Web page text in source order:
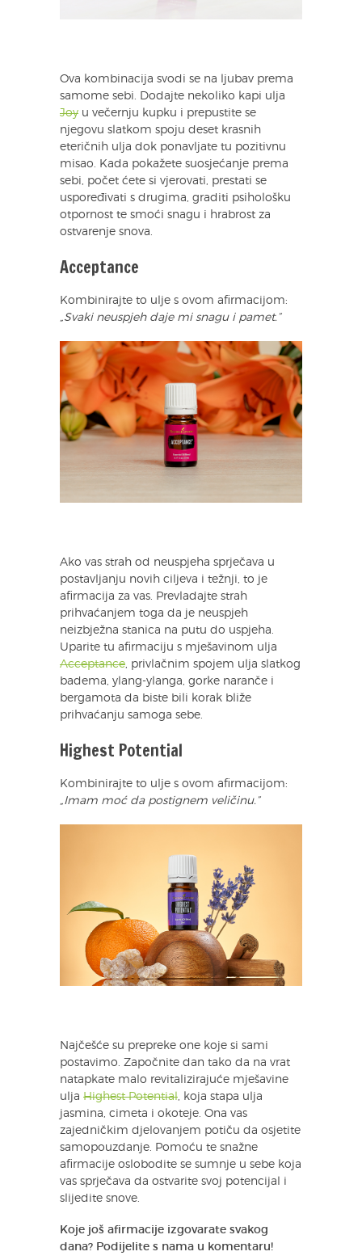
Ova kombinacija svodi se na ljubav prema
samome sebi. Dodajte nekoliko kapi ulja
Joy u večernju kupku i prepustite se
njegovu slatkom spoju deset krasnih
eteričnih ulja dok ponavljate tu pozitivnu
misao. Kada pokažete suosjećanje prema
sebi, počet ćete si vjerovati, prestati se
uspoređivati s drugima, graditi psihološku
otpornost te smoći snagu i hrabrost za
ostvarenje snova.
Acceptance
Kombinirajte to ulje s ovom afirmacijom:
„Svaki neuspjeh daje mi snagu i pamet.”
Ako vas strah od neuspjeha sprječava u
postavljanju novih ciljeva i težnji, to je
afirmacija za vas. Prevladajte strah
prihvaćanjem toga da je neuspjeh
neizbježna stanica na putu do uspjeha.
Uparite tu afirmaciju s mješavinom ulja
Acceptance, privlačnim spojem ulja slatkog
badema, ylang-ylanga, gorke naranče i
bergamota da biste bili korak bliže
prihvaćanju samoga sebe.
Highest Potential
Kombinirajte to ulje s ovom afirmacijom:
„Imam moć da postignem veličinu.”
Najčešće su prepreke one koje si sami
postavimo. Započnite dan tako da na vrat
natapkate malo revitalizirajuće mješavine
ulja Highest Potential, koja stapa ulja
jasmina, cimeta i okoteje. Ona vas
zajedničkim djelovanjem potiču da osjetite
samopouzdanje. Pomoću te snažne
afirmacije oslobodite se sumnje u sebe koja
vas sprječava da ostvarite svoj potencijal i
slijedite snove.
Koje još afirmacije izgovarate svakog
dana? Podijelite s nama u komentaru!